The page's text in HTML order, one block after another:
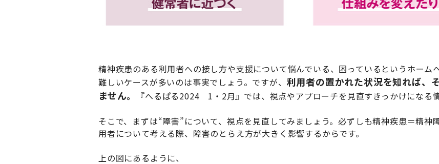
精神疾患のある利用者への接し方や支援について悩んでいる、困っているというホーム
難しいケースが多いのは事実でしょう。ですが、 利用者の置かれた状況を知れば、
ません。
『へるぱる2024 1・2月』では、視点やアプローチを見直すきっかけになる
そこで、まずは“障害”について、視点を見直してみましょう。必ずしも精神疾患＝精神
用者について考える際、障害のとらえ方が大きく影響するからです。
上の図にあるように、